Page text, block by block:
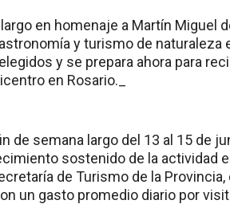
en homenaje a Martín Miguel
y turismo de naturaleza
y se prepara ahora para
en Rosario._
de semana largo del 13 al 15 de
sostenido de la actividad
de Turismo de la
un gasto promedio diario por